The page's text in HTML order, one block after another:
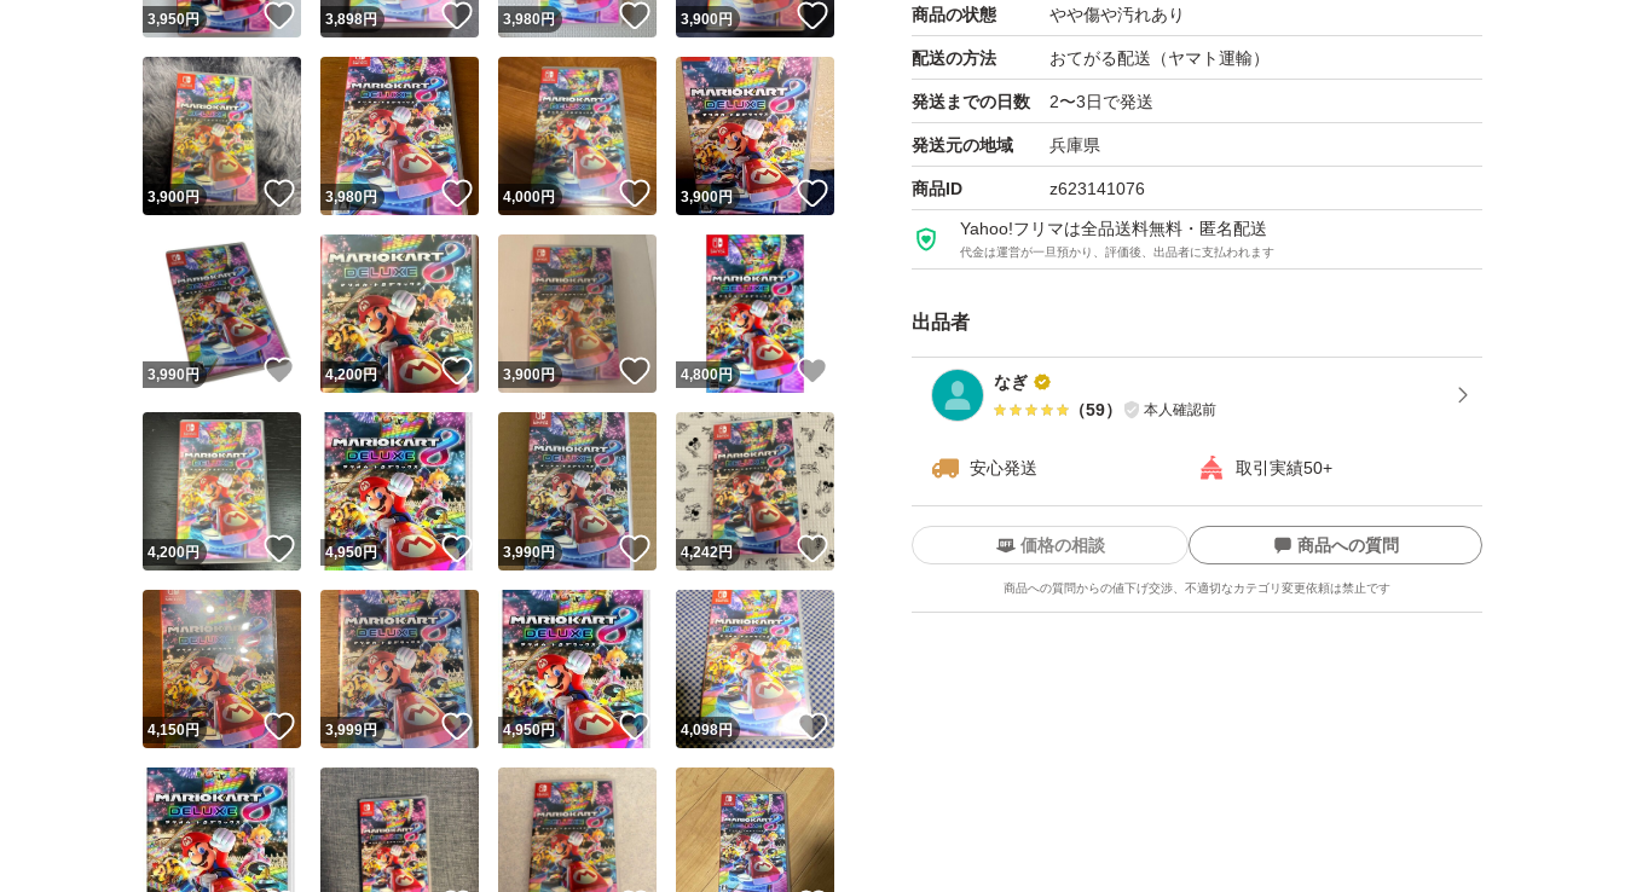
商品の状態 やや傷や汚れあり
配送の方法 おてがる配送（ヤマト運輸）
発送までの日数 2〜3日で発送
発送元の地域 兵庫県
商品ID z623141076
Yahoo!フリマは全品送料無料・匿名配送
代金は運営が一旦預かり、評価後、出品者に支払われます
出品者
なぎ
（59） 本人確認前
安心発送 取引実績50+
ユーザーの実績について
Yahoo!フリマが定めた一定の基準を満たしたユーザーにバッジを付与しています
安心取引出品者
安心取引出品者 Yahoo!フリマの基準をクリアした安心・安全なユーザーです
価格の相談 商品への質問
商品への質問からの値下げ交渉、不適切なカテゴリ変更依頼は禁止です
この商品の情報をコピーします
3,950円 いいね！
3,898円 いいね！
3,980円 いいね！
3,900円
3,900円 いいね！
3,980円 いいね！
4,000円 いいね！
3,900円 いいね！
3,990 円 いいね！
4,200円 いいね！
3,900円 いいね！
4,800円
4,200円 いいね！
4,950円 いいね！
3,990円 いいね！
4,242円 いいね！
4,150円 いいね！
3,999円 いいね！
4,950円 いいね！
4,098円 いいね！